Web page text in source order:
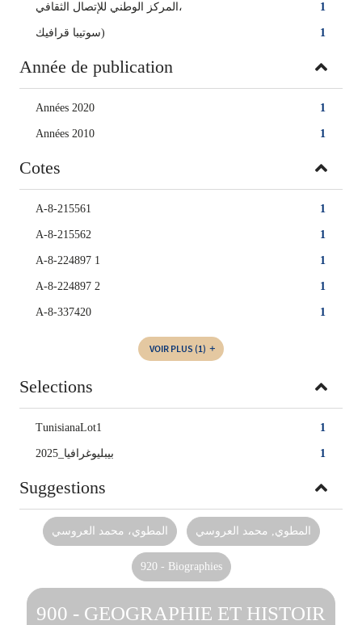
1 المركز الوطني للإتصال الثقافي‏،
1 سوتيبا قرافيك)
Année de publication
1
Années 2020
1
Années 2010
Cotes
1
A-8-215561
1
A-8-215562
1
A-8-224897 1
1
A-8-224897 2
1
A-8-337420
VOIR PLUS (1)
Selections
1
TunisianaLot1
1 بيبليوغرافيا_2025
Suggestions
المطوي، محمد العروسي‏ المطوي, محمد العروسي‏
920 - Biographies
900 - GEOGRAPHIE ET HISTOIR